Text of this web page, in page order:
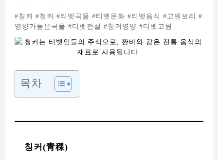
#칭커 #청커 #티벳곡물 #티벳문화 #티벳음식 #고원보리 #
영양가높은곡물 #티벳전설 #칭커영양 #티벳고원
목차
칭커(青稞)